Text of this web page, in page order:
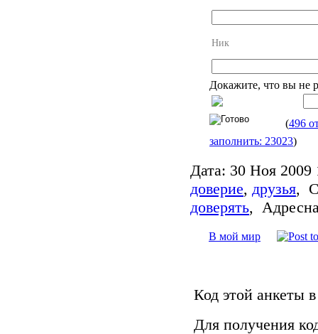
Ник
Докажите, что вы не
(496
заполнить: 23023)
Дата: 30 Ноя
доверие, друзья,
доверять,
В мой мир
Код этой анкеты в
Для получения